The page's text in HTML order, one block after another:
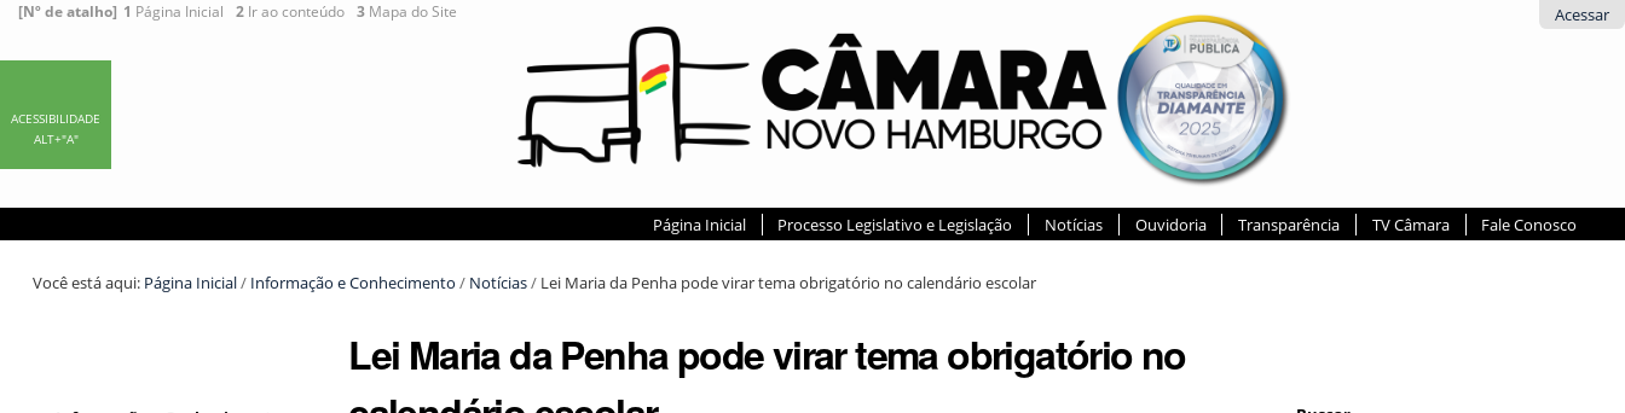
Acessar
[Nº de atalho] 1 Página Inicial 2 Ir ao conteúdo 3 Mapa do Site
ACESSIBILIDADE
ALT+"A"
Página Inicial Processo Legislativo e Legislação Notícias Ouvidoria Transparência TV Câmara Fale Conosco
Você está aqui: Página Inicial/ Informação e Conhecimento / Notícias/ Lei Maria da Penha pode virar tema obrigatório no calendário escolar
Lei Maria da Penha pode virar tema obrigatório no